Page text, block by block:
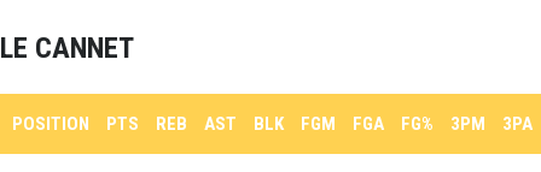
LE CANNET
POSITION PTS REB AST BLK FGM FGA FG% 3PM 3PA